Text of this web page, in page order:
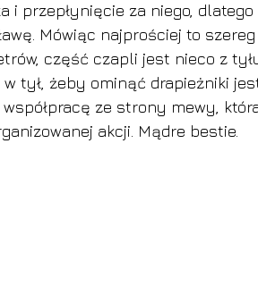
przepłynięcie za niego, dlatego
Mówiąc najprościej to
część czapli jest nieco z
tył, żeby ominąć drapieżniki
ze strony mewy,
akcji. Mądre bestie.